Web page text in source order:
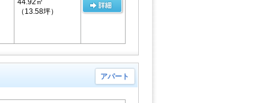
44.92㎡
（13.58坪）
アパート